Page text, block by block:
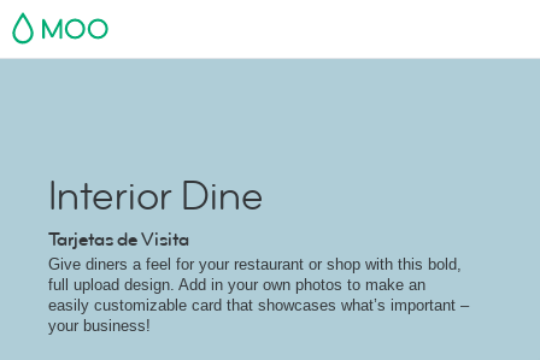
MOO
Interior Dine
Tarjetas de Visita
Give diners a feel for your restaurant or shop with this bold,
full upload design. Add in your own photos to make an
easily customizable card that showcases what’s important –
your business!